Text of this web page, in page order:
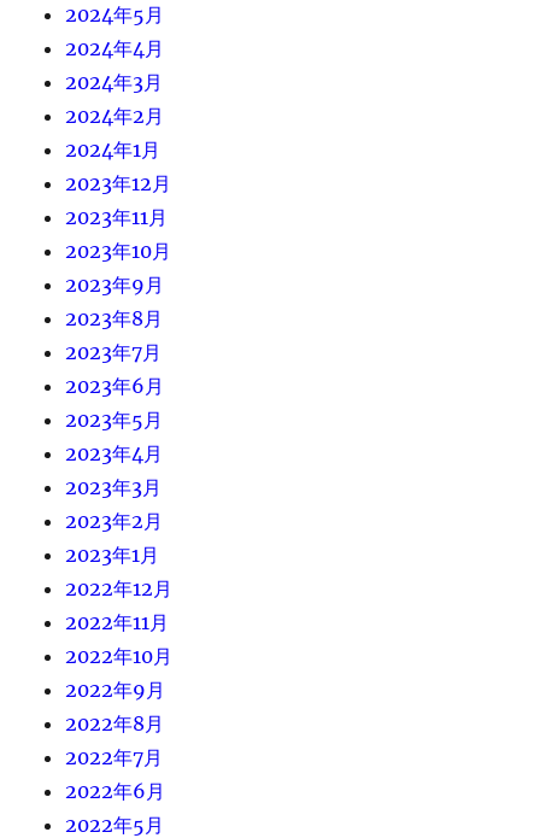
2024年5月
2024年4月
2024年3月
2024年2月
2024年1月
2023年12月
2023年11月
2023年10月
2023年9月
2023年8月
2023年7月
2023年6月
2023年5月
2023年4月
2023年3月
2023年2月
2023年1月
2022年12月
2022年11月
2022年10月
2022年9月
2022年8月
2022年7月
2022年6月
2022年5月